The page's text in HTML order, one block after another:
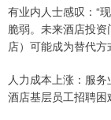
有业内人士感叹：“
脆弱。未来酒店投
店）可能成为替代方
人力成本上涨：服
酒店基层员工招聘困